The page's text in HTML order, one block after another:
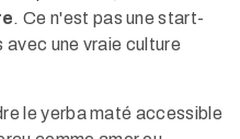
. Ce n'est pas une start-
une vraie culture
le yerba maté accessible